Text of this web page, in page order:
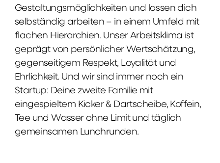
Gestaltungsmöglichkeiten und lassen dich
selbständig arbeiten – in einem Umfeld mit
flachen Hierarchien. Unser Arbeitsklima ist
geprägt von persönlicher Wertschätzung,
gegenseitigem Respekt, Loyalität und
Ehrlichkeit. Und wir sind immer noch ein
Startup: Deine zweite Familie mit
eingespieltem Kicker & Dartscheibe, Koffein,
Tee und Wasser ohne Limit und täglich
gemeinsamen Lunchrunden.